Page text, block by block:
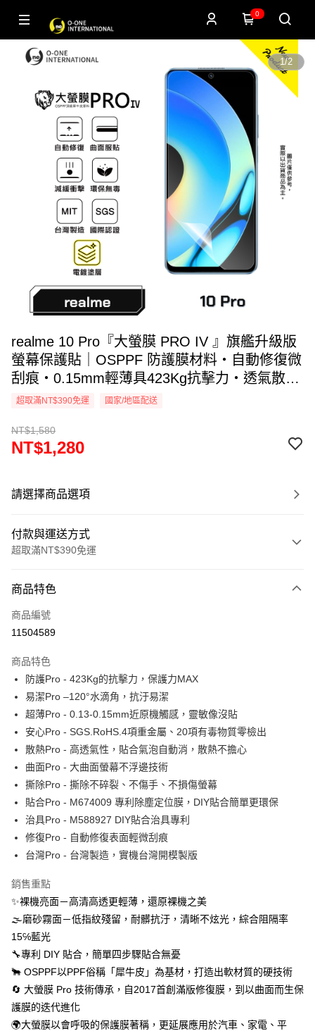
0
1/2
realme 10 Pro『大螢膜 PRO IV 』旗艦升級版
螢幕保護貼｜OSPPF 防護膜材料・自動修復微
刮痕・0.15mm輕薄具423Kg抗擊力・透氣散熱
｜全新膜面鍍層裸機觸感. DIY貼合專利 ｜MIT
超取滿NT$390免運 國家/地區配送
NT$1,580
NT$1,280
請選擇商品選項
付款與運送方式
超取滿NT$390免運
信用卡一次付款
超商取貨付款
運送方式
全家取貨付款
每筆NT$60，滿NT$390(含以上)免運費
7-11取貨付款
每筆NT$60，滿NT$390(含以上)免運費
宅配
每筆NT$55，滿NT$390(含以上)免運費
國際配送
商品特色
商品編號
11504589
商品特色
防護Pro - 423Kg的抗擊力，保護力MAX
易潔Pro –120°水滴角，抗汙易潔
超薄Pro - 0.13-0.15mm近原機觸感，靈敏像沒貼
安心Pro - SGS.RoHS.4項重金屬、20項有毒物質零檢出
散熱Pro - 高透氣性，貼合氣泡自動消，散熱不擔心
曲面Pro - 大曲面螢幕不浮邊技術
撕除Pro - 撕除不碎裂、不傷手、不損傷螢幕
貼合Pro - M674009 專利除塵定位膜，DIY貼合簡單更環保
治具Pro - M588927 DIY貼合治具專利
修復Pro - 自動修復表面輕微刮痕
台灣Pro - 台灣製造，實機台灣開模製版
銷售重點
✨裸機亮面－高清高透更輕薄，還原裸機之美
🌫磨砂霧面－低指紋殘留，耐髒抗汙，清晰不炫光，綜合阻隔率
15℅藍光
🔧專利 DIY 貼合，簡單四步驟貼合無憂
🐂 OSPPF以PPF俗稱「犀牛皮」為基材，打造出軟材質的硬技術
🔄 大螢膜 Pro 技術傳承，自2017首創滿版修復膜，到以曲面而生保
護膜的迭代進化
🌍大螢膜以會呼吸的保護膜著稱，更延展應用於汽車、家電、平